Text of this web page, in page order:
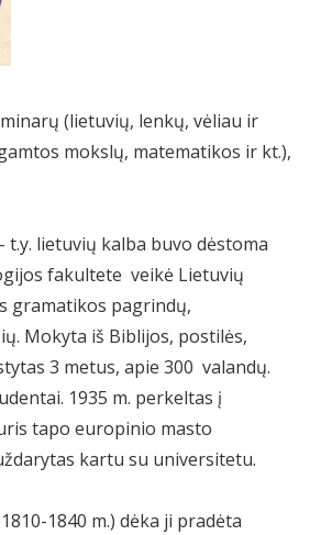
(lietuvių, lenkų, vėliau ir
mokslų, matematikos ir kt.),
lietuvių kalba buvo dėstoma
fakultete veikė Lietuvių
gramatikos pagrindų,
Mokyta iš Biblijos, postilės,
3 metus, apie 300 valandų.
1935 m. perkeltas į
tapo europinio masto
kartu su universitetu.
1840 m.) dėka ji pradėta